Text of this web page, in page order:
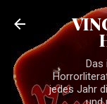
Das
jedes Jahr